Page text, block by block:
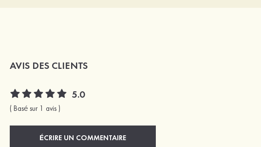
AVIS DES CLIENTS
5.0
( Basé sur 1 avis )
ÉCRIRE UN COMMENTAIRE